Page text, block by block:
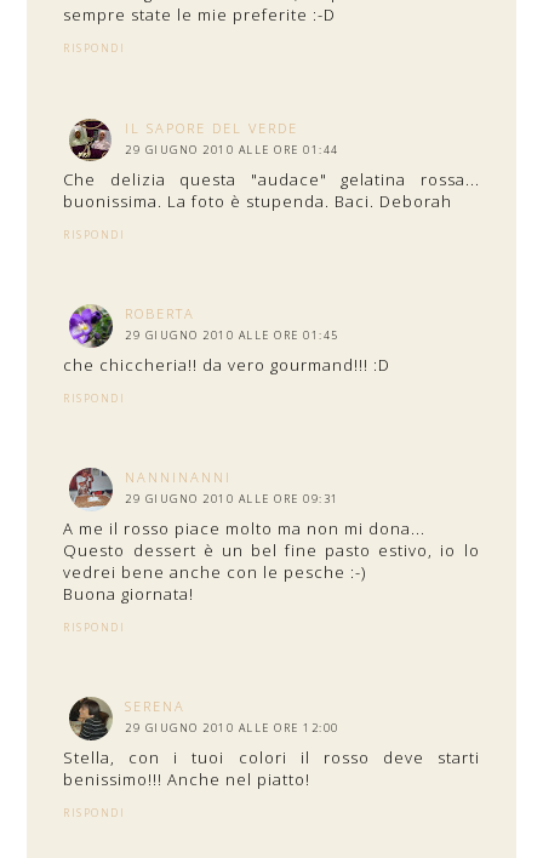
sempre state le mie preferite :-D
RISPONDI
IL SAPORE DEL VERDE
29 GIUGNO 2010 ALLE ORE 01:44
Che delizia questa "audace" gelatina rossa...
buonissima. La foto è stupenda. Baci. Deborah
RISPONDI
ROBERTA
29 GIUGNO 2010 ALLE ORE 01:45
che chiccheria!! da vero gourmand!!! :D
RISPONDI
NANNINANNI
29 GIUGNO 2010 ALLE ORE 09:31
A me il rosso piace molto ma non mi dona...
Questo dessert è un bel fine pasto estivo, io lo
vedrei bene anche con le pesche :-)
Buona giornata!
RISPONDI
SERENA
29 GIUGNO 2010 ALLE ORE 12:00
Stella, con i tuoi colori il rosso deve starti
benissimo!!! Anche nel piatto!
RISPONDI